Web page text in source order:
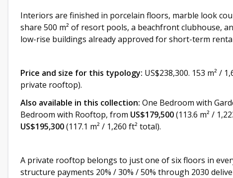
Interiors are finished in porcelain floors, marble look
share 500 m² of resort pools, a beachfront clubhouse,
low-rise buildings already approved for short-term
Price and size for this typology: US$238,300. 153 m² /
private rooftop).
Also available in this collection: One Bedroom with
Bedroom with Rooftop, from US$179,500(113.6 m² /
US$195,300(117.1 m² / 1,260 ft² total).
A private rooftop belongs to just one of six floors in
structure payments 20% / 30% / 50% through 2030